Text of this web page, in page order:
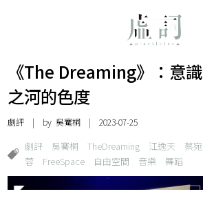
《The Dreaming》：意識
之河的色度
劇評 | by 吳騫桐 | 2023-07-25
劇評 吳騫桐 TheDreaming 江逸天
蔡宛
蓉
FreeSpace 自由空間 音樂 舞蹈